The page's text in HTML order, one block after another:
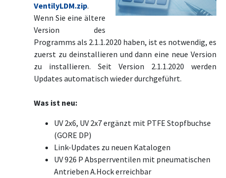
VentilyLDM.zip.
Wenn Sie eine ältere
Version des
Programms als 2.1.1.2020 haben, ist es notwendig, es
zuerst zu deinstallieren und dann eine neue Version
zu installieren. Seit Version 2.1.1.2020 werden
Updates automatisch wieder durchgeführt.
Was ist neu:
UV 2x6, UV 2x7 ergänzt mit PTFE Stopfbuchse
(GORE DP)
Link-Updates zu neuen Katalogen
UV 926 P Absperrventilen mit pneumatischen
Antrieben A.Hock erreichbar